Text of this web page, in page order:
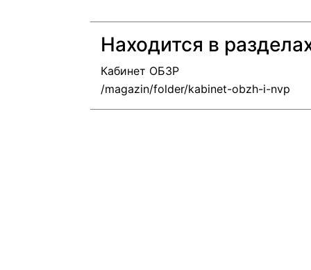
Находится в
Кабинет ОБЗР